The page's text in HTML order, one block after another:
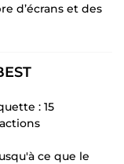
d’écrans et des
: 15
ce que le